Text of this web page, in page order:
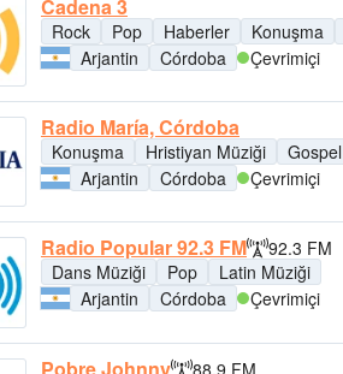
Cadena 3
Rock Pop Haberler Konuşma
Arjantin
Córdoba Çevrimiçi
Radio María, Córdoba
Konuşma Hristiyan Müziği
Gospel
Arjantin
Córdoba Çevrimiçi
Radio Popular 92.3 FM
92.3 FM
Dans Müziği
Pop
Latin Müziği
Arjantin
Córdoba Çevrimiçi
Pobre Johnny
88.9 FM